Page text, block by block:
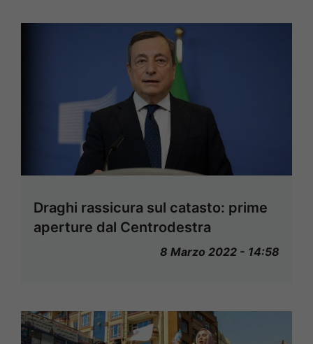
Draghi rassicura sul catasto: prime
aperture dal Centrodestra
8 Marzo 2022 - 14:58